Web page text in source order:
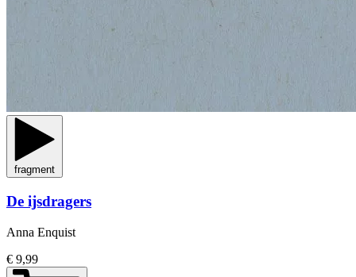
fragment
De ijsdragers
Anna Enquist
€ 9,99